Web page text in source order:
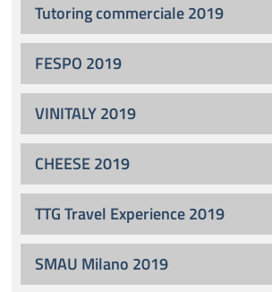
Tutoring commerciale 2019
FESPO 2019
VINITALY 2019
CHEESE 2019
TTG Travel Experience 2019
SMAU Milano 2019